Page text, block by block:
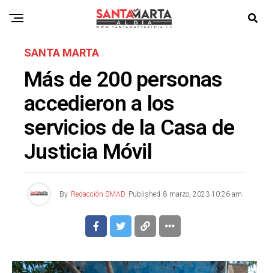
SANTA MARTA
Más de 200 personas
accedieron a los
servicios de la Casa de
Justicia Móvil
By Redacción SMAD Published 8 marzo, 2023 10:26 am